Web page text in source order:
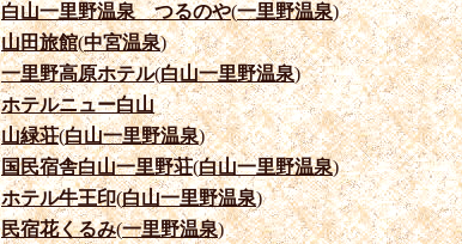
白山一里野温泉 つるのや(一里野温泉)
山田旅館(中宮温泉)
一里野高原ホテル(白山一里野温泉)
ホテルニュー白山
山緑荘(白山一里野温泉)
国民宿舎白山一里野荘(白山一里野温泉)
ホテル牛王印(白山一里野温泉)
民宿花くるみ(一里野温泉)